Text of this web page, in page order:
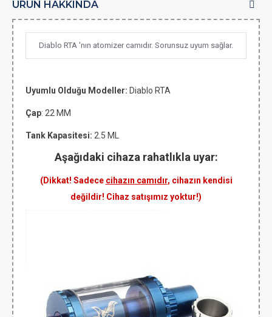
ÜRÜN HAKKINDA
Diablo RTA 'nın atomizer camıdır. Sorunsuz uyum sağlar.
Uyumlu Olduğu Modeller: Diablo RTA
Çap: 22 MM
Tank Kapasitesi: 2.5 ML
Aşağıdaki cihaza rahatlıkla uyar:
(Dikkat! Sadece cihazın camıdır, cihazın kendisi
değildir! Cihaz satışımız yoktur!)